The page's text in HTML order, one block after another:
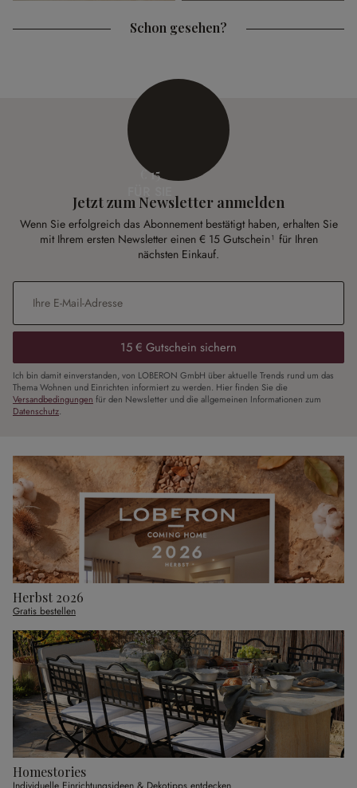
Schon gesehen?
€ 15
Jetzt zum Newsletter anmelden
Wenn Sie erfolgreich das Abonnement bestätigt haben, erhalten Sie
mit Ihrem ersten Newsletter einen € 15 Gutschein¹ für Ihren
nächsten Einkauf.
E-Mail-Adresse
15 € Gutschein sichern
Ich bin damit einverstanden, von LOBERON GmbH über aktuelle Trends rund um das
Thema Wohnen und Einrichten informiert zu werden. Hier finden Sie die
Versandbedingungen für den Newsletter und die allgemeinen Informationen zum
Datenschutz.
Herbst 2026
Gratis bestellen
Homestories